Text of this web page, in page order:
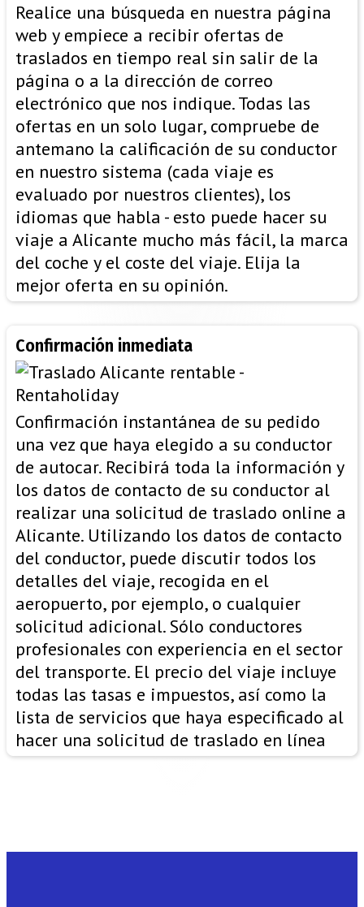
Realice una búsqueda en nuestra página
web y empiece a recibir ofertas de
traslados en tiempo real sin salir de la
página o a la dirección de correo
electrónico que nos indique. Todas las
ofertas en un solo lugar, compruebe de
antemano la calificación de su conductor
en nuestro sistema (cada viaje es
evaluado por nuestros clientes), los
idiomas que habla - esto puede hacer su
viaje a Alicante mucho más fácil, la marca
del coche y el coste del viaje. Elija la
mejor oferta en su opinión.
Confirmación inmediata
Confirmación instantánea de su pedido
una vez que haya elegido a su conductor
de autocar. Recibirá toda la información y
los datos de contacto de su conductor al
realizar una solicitud de traslado online a
Alicante. Utilizando los datos de contacto
del conductor, puede discutir todos los
detalles del viaje, recogida en el
aeropuerto, por ejemplo, o cualquier
solicitud adicional. Sólo conductores
profesionales con experiencia en el sector
del transporte. El precio del viaje incluye
todas las tasas e impuestos, así como la
lista de servicios que haya especificado al
hacer una solicitud de traslado en línea